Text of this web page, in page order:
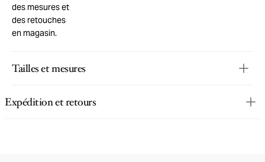
des mesures et
des retouches
en magasin.
Tailles et mesures
Expédition et retours